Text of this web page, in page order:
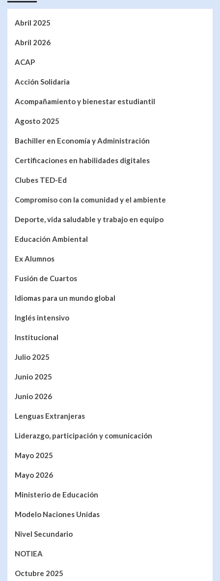
Abril 2025
Abril 2026
ACAP
Acción Solidaria
Acompañamiento y bienestar estudiantil
Agosto 2025
Bachiller en Economía y Administración
Certificaciones en habilidades digitales
Clubes TED-Ed
Compromiso con la comunidad y el ambiente
Deporte, vida saludable y trabajo en equipo
Educación Ambiental
Ex Alumnos
Fusión de Cuartos
Idiomas para un mundo global
Inglés intensivo
Institucional
Julio 2025
Junio 2025
Junio 2026
Lenguas Extranjeras
Liderazgo, participación y comunicación
Mayo 2025
Mayo 2026
Ministerio de Educación
Modelo Naciones Unidas
Nivel Secundario
NOTIEA
Octubre 2025